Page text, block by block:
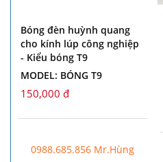
Bóng đèn huỳnh quang
cho kính lúp công nghiệp
- Kiểu bóng T9
MODEL: BÓNG T9
150,000 đ
0988.685.856 Mr.Hùng